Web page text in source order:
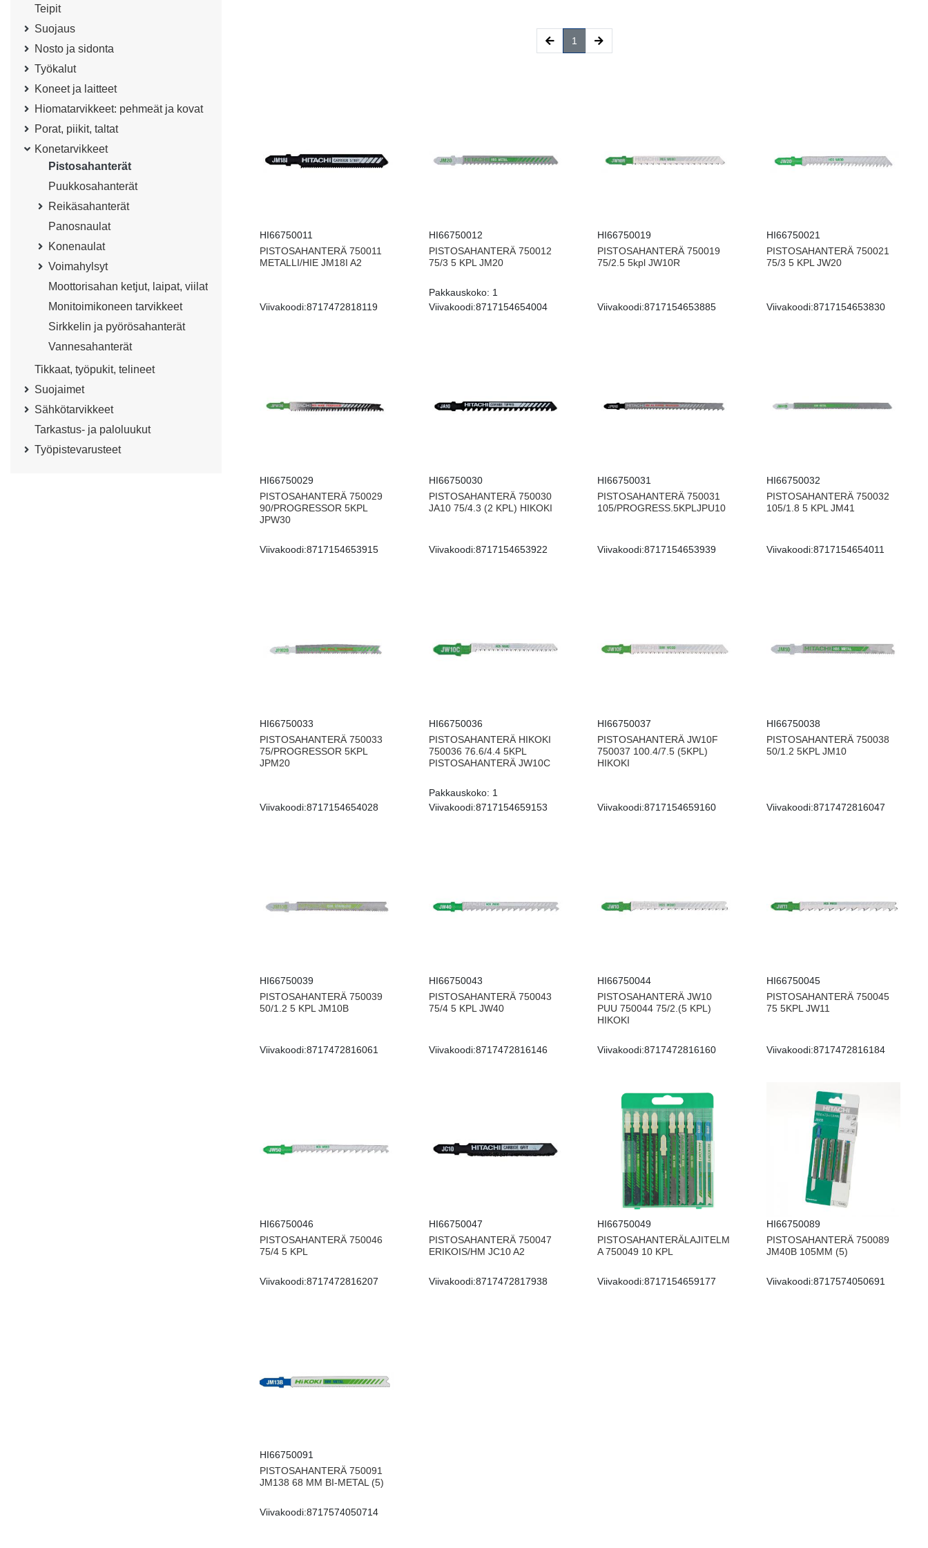
Teipit
Suojaus
Nosto ja sidonta
Työkalut
Koneet ja laitteet
Hiomatarvikkeet: pehmeät ja kovat
Porat, piikit, taltat
Konetarvikkeet
Pistosahanterät
Puukkosahanterät
Reikäsahanterät
Panosnaulat
Konenaulat
Voimahylsyt
Moottorisahan ketjut, laipat, viilat
Monitoimikoneen tarvikkeet
Sirkkelin ja pyörösahanterät
Vannesahanterät
Tikkaat, työpukit, telineet
Suojaimet
Sähkötarvikkeet
Tarkastus- ja paloluukut
Työpistevarusteet
1 (current)
HI66750011
PISTOSAHANTERÄ 750011
METALLI/HIE JM18I A2
Viivakoodi:8717472818119
HI66750012
PISTOSAHANTERÄ 750012
75/3 5 KPL JM20
Pakkauskoko: 1
Viivakoodi:8717154654004
HI66750019
PISTOSAHANTERÄ 750019
75/2.5 5kpl JW10R
Viivakoodi:8717154653885
HI66750021
PISTOSAHANTERÄ 750021
75/3 5 KPL JW20
Viivakoodi:8717154653830
HI66750029
PISTOSAHANTERÄ 750029
90/PROGRESSOR 5KPL
JPW30
Viivakoodi:8717154653915
HI66750030
PISTOSAHANTERÄ 750030
JA10 75/4.3 (2 KPL) HIKOKI
Viivakoodi:8717154653922
HI66750031
PISTOSAHANTERÄ 750031
105/PROGRESS.5KPLJPU10
Viivakoodi:8717154653939
HI66750032
PISTOSAHANTERÄ 750032
105/1.8 5 KPL JM41
Viivakoodi:8717154654011
HI66750033
PISTOSAHANTERÄ 750033
75/PROGRESSOR 5KPL
JPM20
Viivakoodi:8717154654028
HI66750036
PISTOSAHANTERÄ HIKOKI
750036 76.6/4.4 5KPL
PISTOSAHANTERÄ JW10C
Pakkauskoko: 1
Viivakoodi:8717154659153
HI66750037
PISTOSAHANTERÄ JW10F
750037 100.4/7.5 (5KPL)
HIKOKI
Viivakoodi:8717154659160
HI66750038
PISTOSAHANTERÄ 750038
50/1.2 5KPL JM10
Viivakoodi:8717472816047
HI66750039
PISTOSAHANTERÄ 750039
50/1.2 5 KPL JM10B
Viivakoodi:8717472816061
HI66750043
PISTOSAHANTERÄ 750043
75/4 5 KPL JW40
Viivakoodi:8717472816146
HI66750044
PISTOSAHANTERÄ JW10
PUU 750044 75/2.(5 KPL)
HIKOKI
Viivakoodi:8717472816160
HI66750045
PISTOSAHANTERÄ 750045
75 5KPL JW11
Viivakoodi:8717472816184
HI66750046
PISTOSAHANTERÄ 750046
75/4 5 KPL
Viivakoodi:8717472816207
HI66750047
PISTOSAHANTERÄ 750047
ERIKOIS/HM JC10 A2
Viivakoodi:8717472817938
HI66750049
PISTOSAHANTERÄLAJITELM
A 750049 10 KPL
Viivakoodi:8717154659177
HI66750089
PISTOSAHANTERÄ 750089
JM40B 105MM (5)
Viivakoodi:8717574050691
HI66750091
PISTOSAHANTERÄ 750091
JM138 68 MM BI-METAL (5)
Viivakoodi:8717574050714